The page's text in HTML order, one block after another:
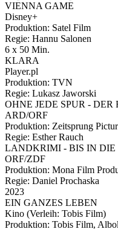
VIENNA GAME
Disney+
Produktion: Satel Film
Regie: Hannu Salonen
6 x 50 Min.
KLARA
Player.pl
Produktion: TVN
Regie: Lukasz Jaworski
OHNE JEDE SPUR -
ARD/ORF
Produktion: Zeitsprung
Regie: Esther Rauch
LANDKRIMI - BIS IN DIE
ORF/ZDF
Produktion: Mona Film
Regie: Daniel Prochaska
2023
EIN GANZES LEBEN
Kino (Verleih: Tobis Film)
Produktion: Tobis Film,